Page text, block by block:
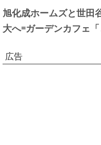
旭化成ホームズと世田
大へ=ガーデンカフェ
広告